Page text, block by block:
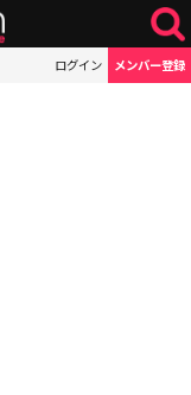
ログイン メンバー登録